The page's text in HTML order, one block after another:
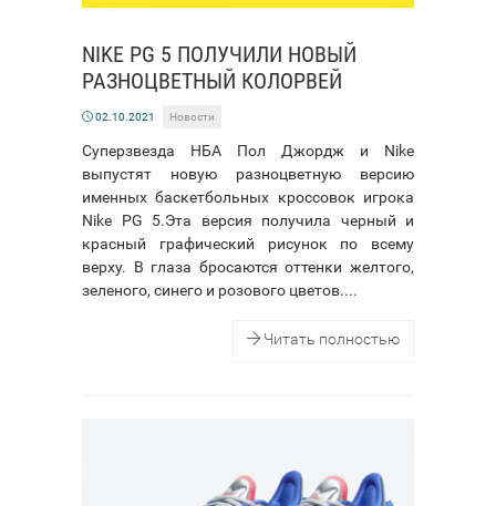
NIKE PG 5 ПОЛУЧИЛИ НОВЫЙ
РАЗНОЦВЕТНЫЙ КОЛОРВЕЙ
02.10.2021 Новости
Суперзвезда НБА Пол Джордж и Nike
выпустят новую разноцветную версию
именных баскетбольных кроссовок игрока
Nike PG 5.Эта версия получила черный и
красный графический рисунок по всему
верху. В глаза бросаются оттенки желтого,
зеленого, синего и розового цветов....
Читать полностью